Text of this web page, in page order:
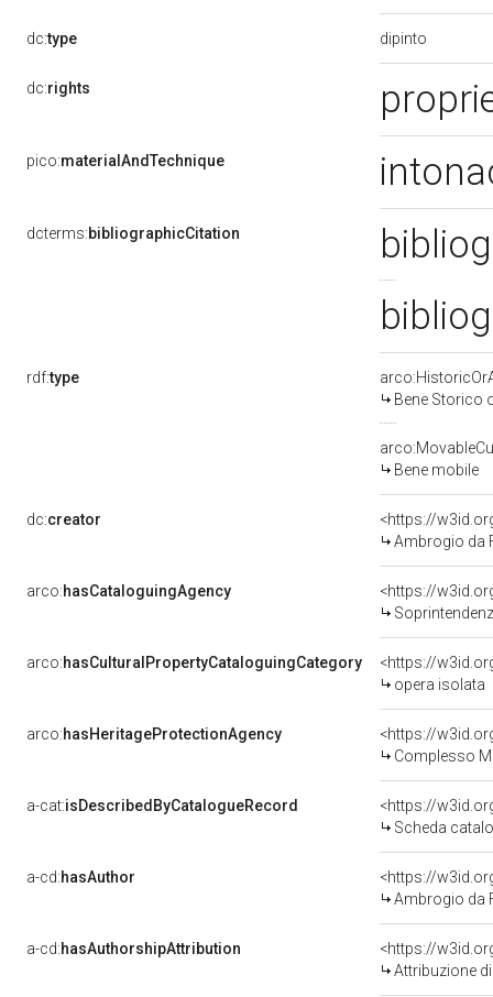
dc:type dipinto
dc:rights
pico:materialAndTechnique
dcterms:bibliographicCitation
rdf:type
Bene Storico
Bene mobile
dc:creator
<https://
Ambrogio da
arco:hasCataloguingAgency
<https://
Soprintendenza per i
arco:hasCulturalPropertyCataloguingCategory
<https://
opera isolata
arco:hasHeritageProtectionAgency
<https://
Complesso
a-cat:isDescribedByCatalogueRecord
<https://
Scheda
a-cd:hasAuthor
<https://
Ambrogio da
a-cd:hasAuthorshipAttribution
<https://
Attribuzione